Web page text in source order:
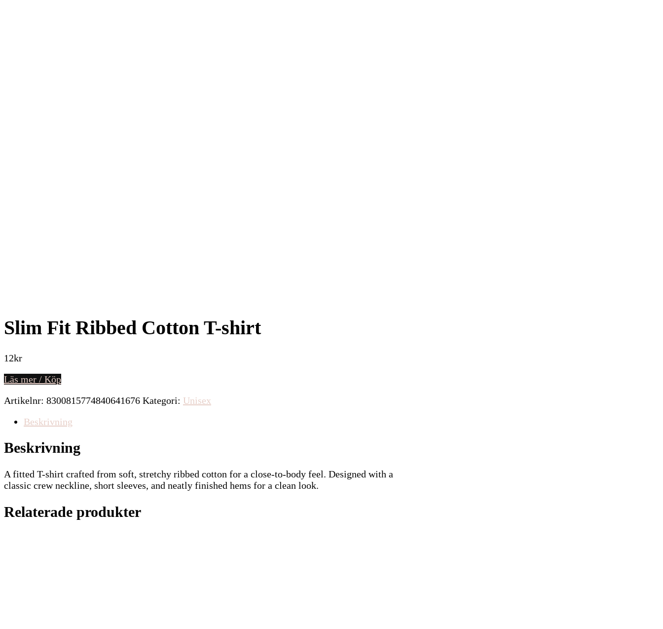
Slim Fit Ribbed Cotton T-shirt
12kr
Läs mer / Köp
Artikelnr: 8300815774840641676 Kategori: Unisex
Beskrivning
Beskrivning
A fitted T-shirt crafted from soft, stretchy ribbed cotton for a close-to-body feel. Designed with a
classic crew neckline, short sleeves, and neatly finished hems for a clean look.
Relaterade produkter